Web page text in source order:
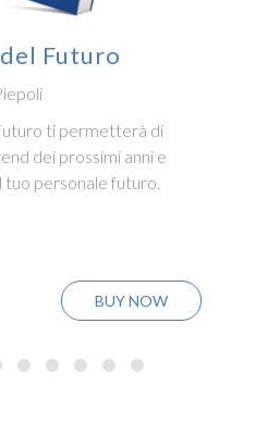
Futuro
ti permetterà di
dei prossimi anni e
tuo personale futuro.
BUY NOW